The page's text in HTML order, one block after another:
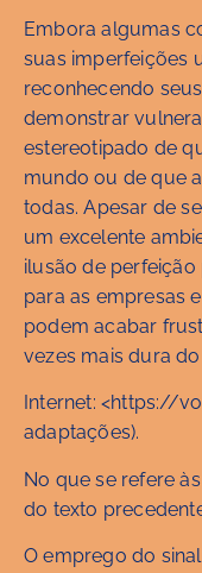
Embora algumas
suas imperfeições
reconhecendo
demonstrar
estereotipado de
mundo ou de que
todas. Apesar de
um excelente
ilusão de
para as empresas
podem acabar
vezes mais dura
Internet: <https://
adaptações).
No que se refere
do texto
O emprego do